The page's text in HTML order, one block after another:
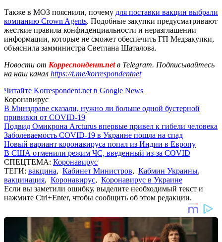
Также в МОЗ пояснили, почему для поставки вакцин выбрали
компанию Crown Agents. Подобные закупки предусматривают
жесткие правила конфиденциальности и неразглашении
информации, которые не сможет обеспечить ГП Медзакупки,
объяснила замминистра Светлана Шаталова.
Новости от Корреспондент.netв Telegram. Подписывайтесь
на наш канал https://t.me/korrespondentnet
Читайте Korrespondent.net в Google News
Коронавирус
В Минздраве сказали, нужно ли больше одной бустерной
прививки от COVID-19
Подвид Омикрона Arcturus впервые привел к гибели человека
Заболеваемость COVID-19 в Украине пошла на спад
Новый вариант коронавируса попал из Индии в Европу
В США отменили режим ЧС, введенный из-за COVID
СПЕЦТЕМА: Коронавирус
ТЕГИ: вакцина, Кабинет Министров, Кабмин Украины,
вакцинация, Коронавирус, Коронавирус в Украине
Если вы заметили ошибку, выделите необходимый текст и
нажмите Ctrl+Enter, чтобы сообщить об этом редакции.